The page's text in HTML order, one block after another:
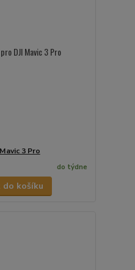
3 Pro
do týdne
do košíku